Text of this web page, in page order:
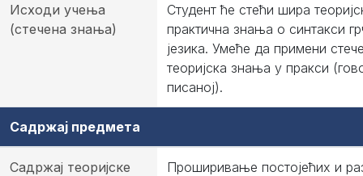
Исходи учења
(стечена знања)
Студент ће стећи шира
практична знања о синтакси
језика. Умеће да примени
теоријска знања у пракси
писаној).
Садржај предмета
Садржај теоријске
Проширивање постојећих и